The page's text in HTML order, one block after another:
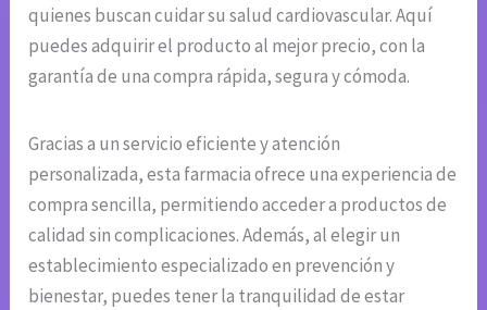
quienes buscan cuidar su salud cardiovascular. Aquí
puedes adquirir el producto al mejor precio, con la
garantía de una compra rápida, segura y cómoda.
Gracias a un servicio eficiente y atención
personalizada, esta farmacia ofrece una experiencia de
compra sencilla, permitiendo acceder a productos de
calidad sin complicaciones. Además, al elegir un
establecimiento especializado en prevención y
bienestar, puedes tener la tranquilidad de estar